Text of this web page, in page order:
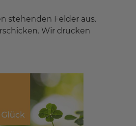
stehenden Felder aus.
Wir drucken